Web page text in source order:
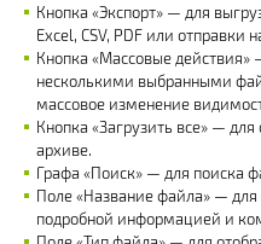
Кнопка «Экспорт» — для
Excel, CSV, PDF или отправки
Кнопка «Массовые действия»
несколькими выбранными
массовое изменение
Кнопка «Загрузить все» —
архиве.
Графа «Поиск» — для поиска
Поле «Название файла» —
подробной информацией и